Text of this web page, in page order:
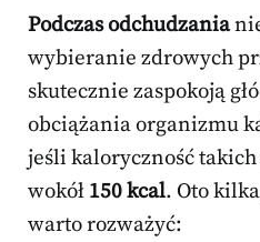
Podczas odchudzania
wybieranie zdrowych
skutecznie zaspokoją
obciążania organizmu
jeśli kaloryczność
wokół 150 kcal. Oto
warto rozważyć: